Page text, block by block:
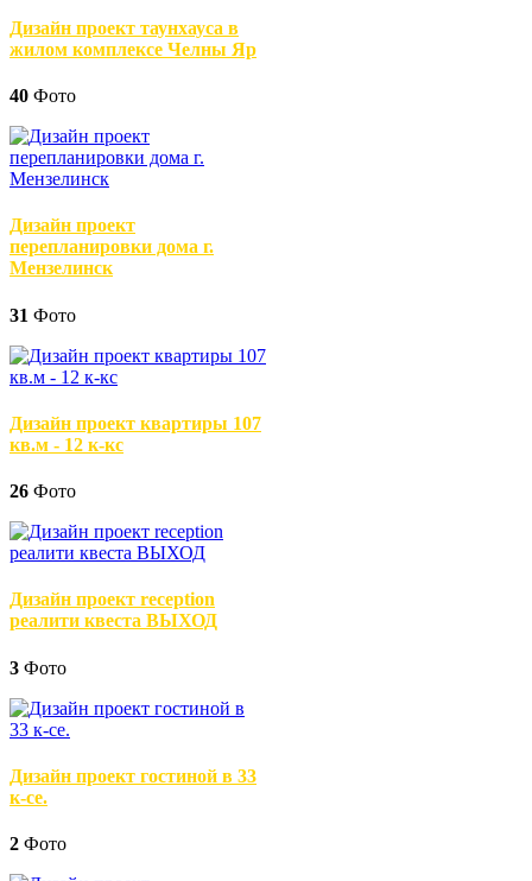
Дизайн проект таунхауса в
жилом комплексе Челны Яр
40 Фото
Дизайн проект
перепланировки дома г.
Мензелинск
31 Фото
Дизайн проект квартиры 107
кв.м - 12 к-кс
26 Фото
Дизайн проект reception
реалити квеста ВЫХОД
3 Фото
Дизайн проект гостиной в 33
к-се.
2 Фото